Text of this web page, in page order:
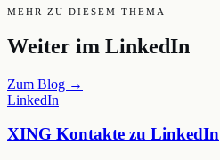
MEHR ZU DIESEM THEMA
Weiter im LinkedIn
Zum Blog →
LinkedIn
XING Kontakte zu LinkedIn